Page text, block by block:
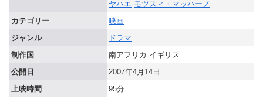
ヤハエ モツスィ・マッハーノ
カテゴリー
映画
ジャンル
ドラマ
制作国
南アフリカ イギリス
公開日
2007年4月14日
上映時間
95分